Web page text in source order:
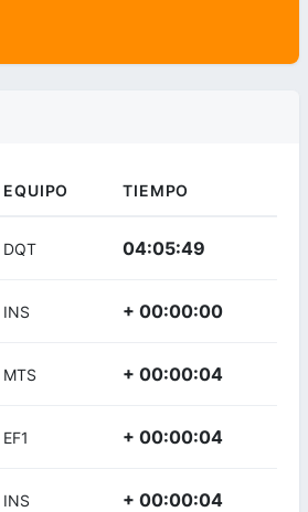
EQUIPO TIEMPO
DQT 04:05:49
INS + 00:00:00
MTS + 00:00:04
EF1 + 00:00:04
INS + 00:00:04